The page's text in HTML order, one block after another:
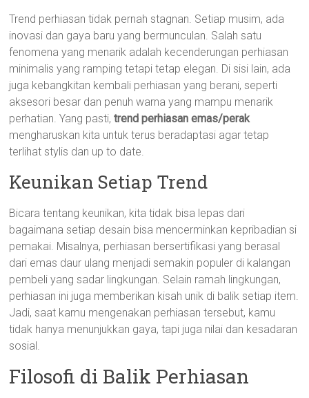
Trend perhiasan tidak pernah stagnan. Setiap musim, ada
inovasi dan gaya baru yang bermunculan. Salah satu
fenomena yang menarik adalah kecenderungan perhiasan
minimalis yang ramping tetapi tetap elegan. Di sisi lain, ada
juga kebangkitan kembali perhiasan yang berani, seperti
aksesori besar dan penuh warna yang mampu menarik
perhatian. Yang pasti,trend perhiasan emas/perak
mengharuskan kita untuk terus beradaptasi agar tetap
terlihat stylis dan up to date.
Keunikan Setiap Trend
Bicara tentang keunikan, kita tidak bisa lepas dari
bagaimana setiap desain bisa mencerminkan kepribadian si
pemakai. Misalnya, perhiasan bersertifikasi yang berasal
dari emas daur ulang menjadi semakin populer di kalangan
pembeli yang sadar lingkungan. Selain ramah lingkungan,
perhiasan ini juga memberikan kisah unik di balik setiap item.
Jadi, saat kamu mengenakan perhiasan tersebut, kamu
tidak hanya menunjukkan gaya, tapi juga nilai dan kesadaran
sosial.
Filosofi di Balik Perhiasan